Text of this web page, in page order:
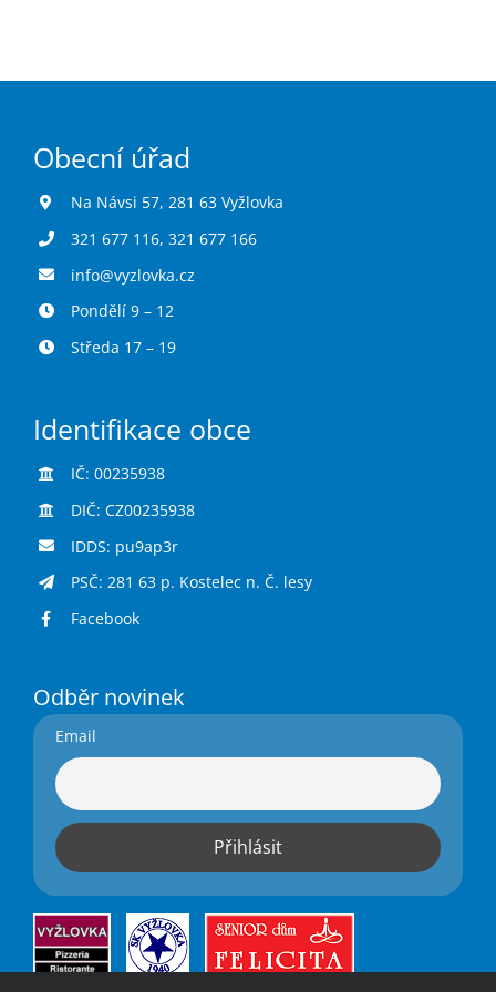
Koupaliště
Obecní úřad
Na Návsi 57, 281 63 Vyžlovka
321 677 116, 321 677 166
info@vyzlovka.cz
Pondělí 9 – 12
Středa 17 – 19
Identifikace obce
IČ: 00235938
DIČ: CZ00235938
IDDS: pu9ap3r
PSČ: 281 63 p. Kostelec n. Č. lesy
Facebook
Odběr novinek
Email